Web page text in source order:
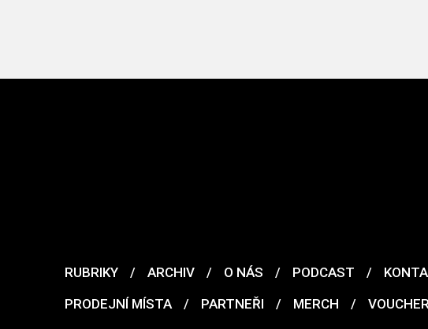
RUBRIKY / ARCHIV / O NÁS / PODCAST /
PRODEJNÍ MÍSTA
/ PARTNEŘI / MERCH / VOUCHER